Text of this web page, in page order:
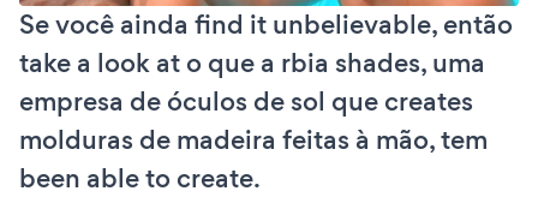
Se você ainda find it unbelievable, então
take a look at o que a rbia shades, uma
empresa de óculos de sol que creates
molduras de madeira feitas à mão, tem
been able to create.